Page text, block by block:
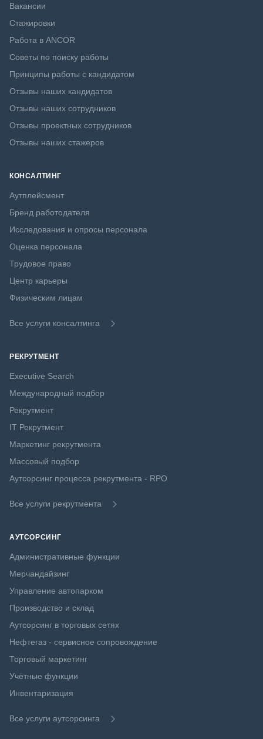
Вакансии
Стажировки
Работа в ANCOR
Советы по поиску работы
Принципы работы с кандидатом
Отзывы наших кандидатов
Отзывы наших сотрудников
Отзывы проектных сотрудников
Отзывы наших стажеров
КОНСАЛТИНГ
Аутплейсмент
Бренд работодателя
Исследования и опросы персонала
Оценка персонала
Трудовое право
Центр карьеры
Физическим лицам
Все услуги консалтинга
РЕКРУТМЕНТ
Executive Search
Международный подбор
Рекрутмент
IT Рекрутмент
Маркетинг рекрутмента
Массовый подбор
Аутсорсинг процесса рекрутмента - RPO
Все услуги рекрутмента
АУТСОРСИНГ
Административные функции
Мерчандайзинг
Управление автопарком
Производство и склад
Аутсорсинг в торговых сетях
Нефтегаз - сервисное сопровождение
Торговый маркетинг
Учётные функции
Инвентаризация
Все услуги аутсорсинга